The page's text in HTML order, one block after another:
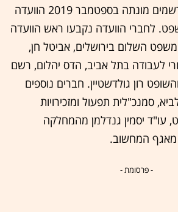
בתיקים לשופטים ולרשמים מונתה בספטמבר 2019 הוועדה
לחברי הוועדה נקבעו ראש הוועדה
משפט השלום בירושלים, אביטל חן,
לעבודה בתל אביב, הדס יהלום, רשם
רון גולדשטיין. חברים נוספים
סמנכ"לית תפעול ומזכירויות
יסמין גנדלמן מהמחלקה
מאגף המחשוב.
- פרסומת -